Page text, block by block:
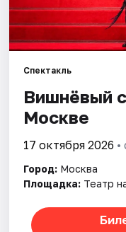
События
Площадки
Артисты
Спектакль
Вишнёвый
Москве
17 октября 2026 •
Город: Москва
Площадка: Театр